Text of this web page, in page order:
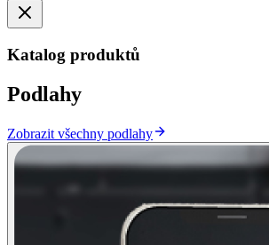
Katalog produktů
Podlahy
Zobrazit všechny podlahy